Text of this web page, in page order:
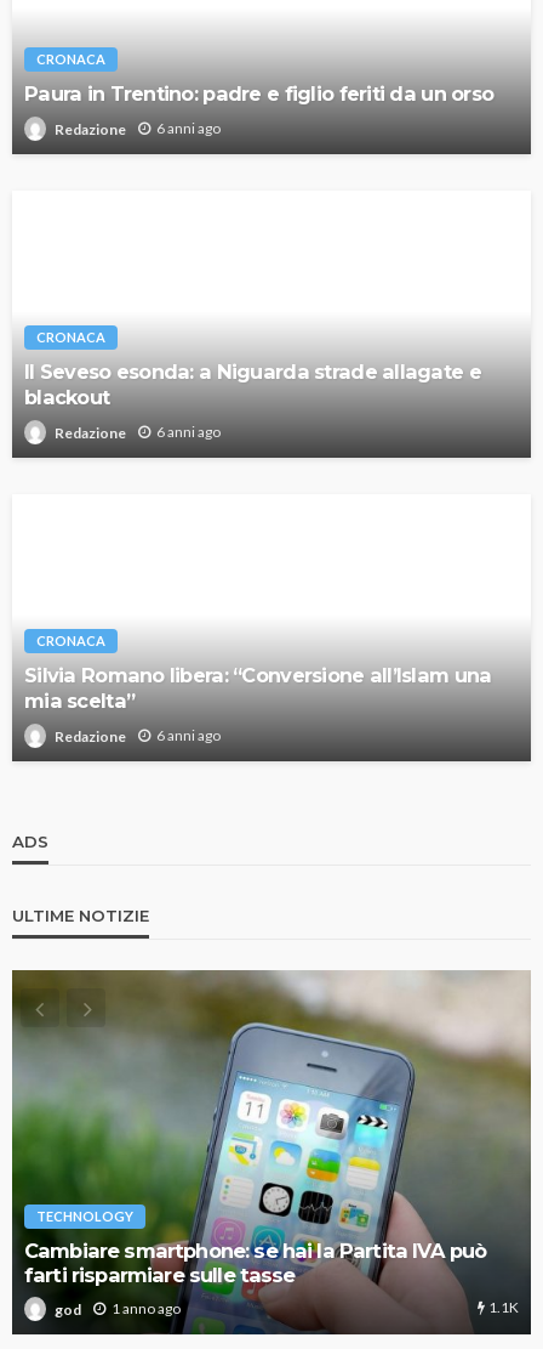
CRONACA
Paura in Trentino: padre e figlio feriti da un orso
Redazione 6 anni ago
CRONACA
Il Seveso esonda: a Niguarda strade allagate e
blackout
Redazione 6 anni ago
CRONACA
Silvia Romano libera: “Conversione all’Islam una
mia scelta”
Redazione 6 anni ago
ADS
ULTIME NOTIZIE
TECHNOLOGY
Cambiare smartphone: se hai la Partita IVA può
farti risparmiare sulle tasse
god 1 anno ago 1.1K